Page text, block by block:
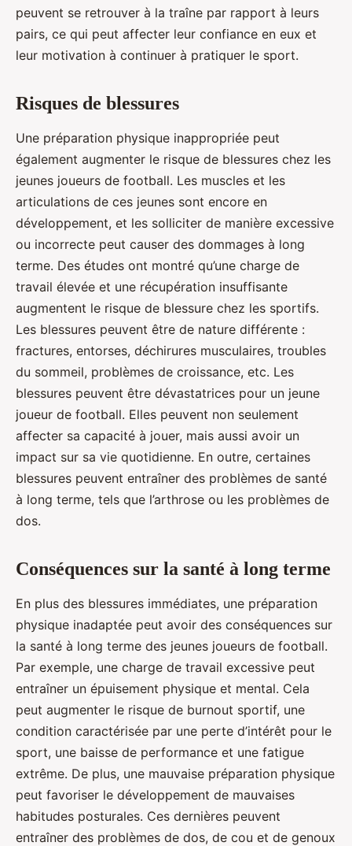
peuvent se retrouver à la traîne par rapport à leurs
pairs, ce qui peut affecter leur confiance en eux et
leur motivation à continuer à pratiquer le sport.
Risques de blessures
Une préparation physique inappropriée peut
également augmenter le risque de blessures chez les
jeunes joueurs de football. Les muscles et les
articulations de ces jeunes sont encore en
développement, et les solliciter de manière excessive
ou incorrecte peut causer des dommages à long
terme. Des études ont montré qu’une charge de
travail élevée et une récupération insuffisante
augmentent le risque de blessure chez les sportifs.
Les blessures peuvent être de nature différente :
fractures, entorses, déchirures musculaires, troubles
du sommeil, problèmes de croissance, etc. Les
blessures peuvent être dévastatrices pour un jeune
joueur de football. Elles peuvent non seulement
affecter sa capacité à jouer, mais aussi avoir un
impact sur sa vie quotidienne. En outre, certaines
blessures peuvent entraîner des problèmes de santé
à long terme, tels que l’arthrose ou les problèmes de
dos.
Conséquences sur la santé à long terme
En plus des blessures immédiates, une préparation
physique inadaptée peut avoir des conséquences sur
la santé à long terme des jeunes joueurs de football.
Par exemple, une charge de travail excessive peut
entraîner un épuisement physique et mental. Cela
peut augmenter le risque de burnout sportif, une
condition caractérisée par une perte d’intérêt pour le
sport, une baisse de performance et une fatigue
extrême. De plus, une mauvaise préparation physique
peut favoriser le développement de mauvaises
habitudes posturales. Ces dernières peuvent
entraîner des problèmes de dos, de cou et de genoux